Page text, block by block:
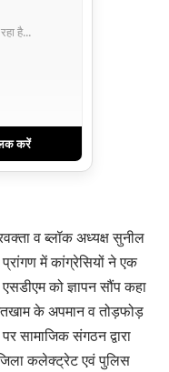
है...
करें
व ब्लॉक अध्यक्ष सुनील
में कांग्रेसियों ने एक
को ज्ञापन सौंप कहा
के अपमान व तोड़फोड़
सामाजिक संगठन द्वारा
कलेक्ट्रेट एवं पुलिस